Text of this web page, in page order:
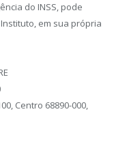
do INSS, pode
em sua própria
Centro 68890-000,